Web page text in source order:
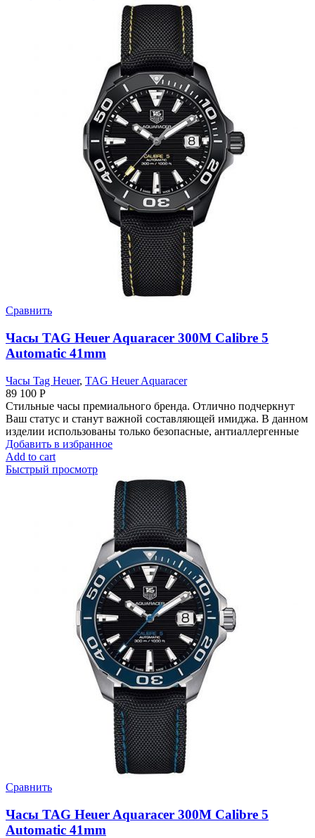
Сравнить
Часы TAG Heuer Aquaracer 300M Calibre 5
Automatic 41mm
Часы Tag Heuer, TAG Heuer Aquaracer
89 100 Р
Стильные часы премиального бренда. Отлично подчеркнут
Ваш статус и станут важной составляющей имиджа. В данном
изделии использованы только безопасные, антиаллергенные
Добавить в избранное
Add to cart
Быстрый просмотр
Сравнить
Часы TAG Heuer Aquaracer 300M Calibre 5
Automatic 41mm